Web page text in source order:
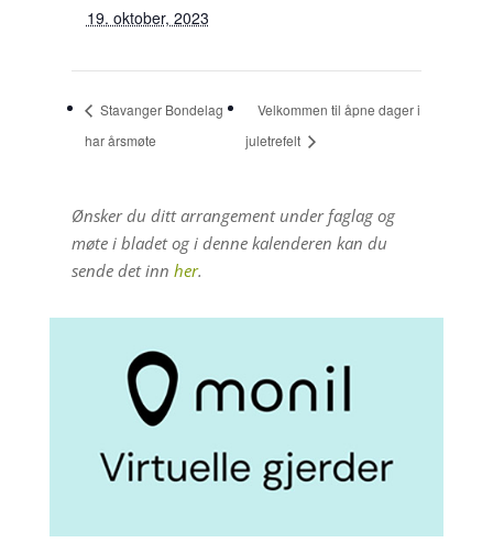
19. oktober, 2023
Stavanger Bondelag
har årsmøte
Velkommen til åpne dager i
juletrefelt
Ønsker du ditt arrangement under faglag og
møte i bladet og i denne kalenderen kan du
sende det inn her.